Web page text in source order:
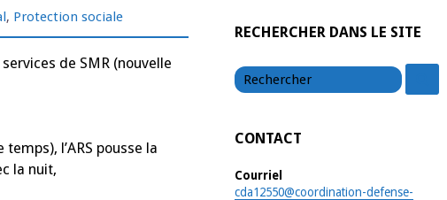
, Protection sociale
de SMR (nouvelle
l’ARS pousse la
la nuit,
RECHERCHER DANS LE SITE
CONTACT
Courriel
cda12550@coordination-defense-